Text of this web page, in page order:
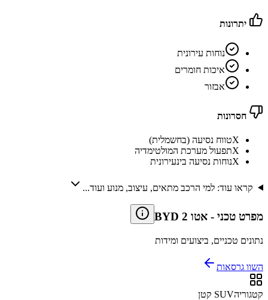
יתרונות
נוחות עירונית
איכות חומרים
אבזור
חסרונות
Xטווח נסיעה (בחשמלית)
Xתפעול מערכת המולטימדיה
Xנוחות נסיעה בינעירונית
קראו עוד: למי הרכב מתאים, עיצוב, מנוע ועוד...
מפרט טכני - BYD אטו 2
נתונים טכניים, ביצועים ומידות
השוו גרסאות
קטגוריהSUV קטן